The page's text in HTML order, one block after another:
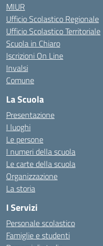
MIUR
Ufficio Scolastico Regionale
Ufficio Scolastico Territoriale
Scuola in Chiaro
Iscrizioni On Line
Invalsi
Comune
La Scuola
Presentazione
I luoghi
Le persone
I numeri della scuola
Le carte della scuola
Organizzazione
La storia
I Servizi
Personale scolastico
Famiglie e studenti